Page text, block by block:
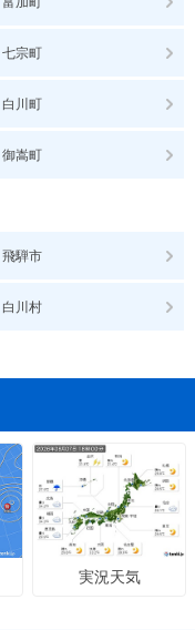
七宗町
白川町
御嵩町
飛騨市
白川村
実況天気